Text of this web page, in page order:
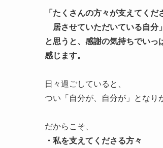
「たくさんの方々が支えてくだ
居させていただいている自分」
と思うと、感謝の気持ちでいっ
感じます。
日々過ごしていると、
つい「自分が、自分が」となり
だからこそ、
・私を支えてくださる方々